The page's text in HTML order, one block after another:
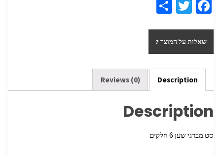
Fa
b
o
o
k
T
tt
er
ar
e
שאלות על המוצר ?
Description
Reviews (0)
Description
סט מברגי שען 6 חלקים